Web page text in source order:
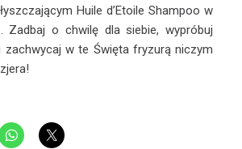
Huile d’Etoile Shampoo w
Zadbaj o chwilę dla siebie, wypróbuj
zachwycaj w te Święta fryzurą niczym